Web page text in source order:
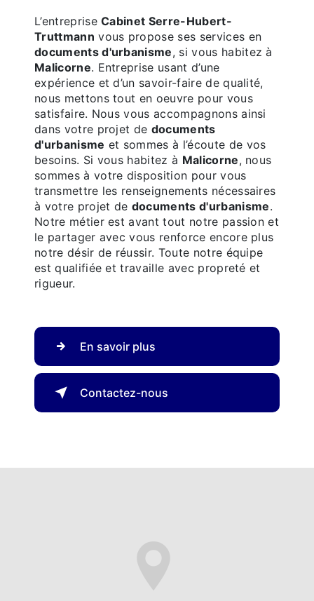
L’entrepriseCabinet Serre-Hubert-
Truttmann vous propose ses services en
documents d'urbanisme, si vous habitez à
Malicorne. Entreprise usant d’une
expérience et d’un savoir-faire de qualité,
nous mettons tout en oeuvre pour vous
satisfaire. Nous vous accompagnons ainsi
dans votre projet de documents
d'urbanisme et sommes à l’écoute de vos
besoins. Si vous habitez à Malicorne, nous
sommes à votre disposition pour vous
transmettre les renseignements nécessaires
à votre projet de documents d'urbanisme.
Notre métier est avant tout notre passion et
le partager avec vous renforce encore plus
notre désir de réussir. Toute notre équipe
est qualifiée et travaille avec propreté et
rigueur.
En savoir plus
Contactez-nous